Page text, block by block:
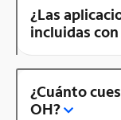
¿Las
incluidas
¿Cuánto
OH?